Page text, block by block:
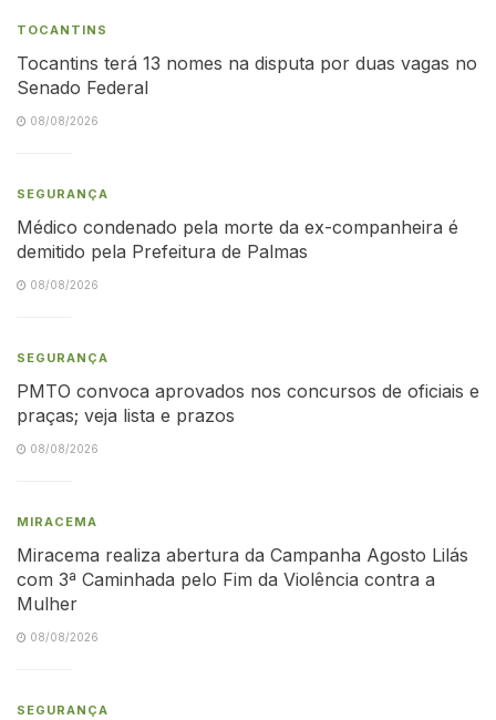
TOCANTINS
Tocantins terá 13 nomes na disputa por duas vagas no
Senado Federal
08/08/2026
SEGURANÇA
Médico condenado pela morte da ex-companheira é
demitido pela Prefeitura de Palmas
08/08/2026
SEGURANÇA
PMTO convoca aprovados nos concursos de oficiais e
praças; veja lista e prazos
08/08/2026
MIRACEMA
Miracema realiza abertura da Campanha Agosto Lilás
com 3ª Caminhada pelo Fim da Violência contra a
Mulher
08/08/2026
SEGURANÇA